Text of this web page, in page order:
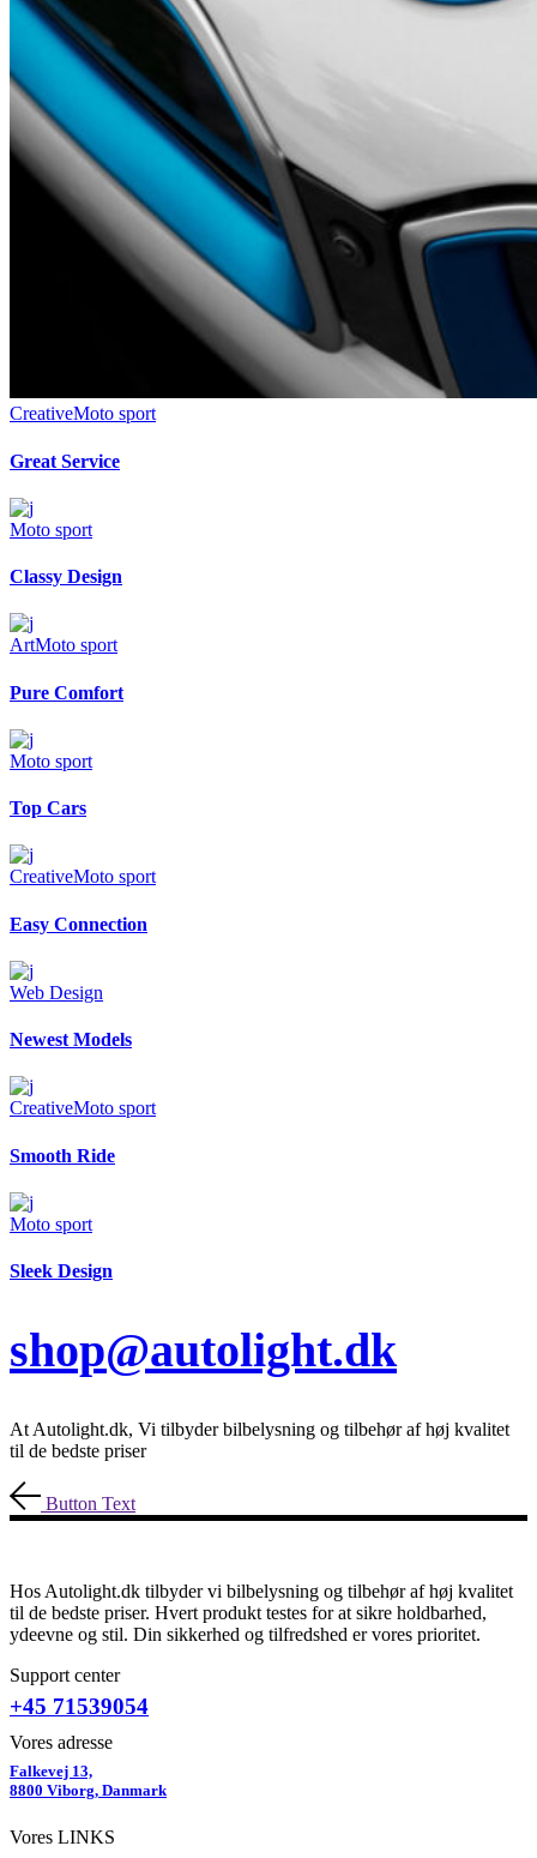
CreativeMoto sport
Great Service
Moto sport
Classy Design
ArtMoto sport
Pure Comfort
Moto sport
Top Cars
CreativeMoto sport
Easy Connection
Web Design
Newest Models
CreativeMoto sport
Smooth Ride
Moto sport
Sleek Design
shop@autolight.dk
At Autolight.dk, Vi tilbyder bilbelysning og tilbehør af høj kvalitet
til de bedste priser
Button Text
Hos Autolight.dk tilbyder vi bilbelysning og tilbehør af høj kvalitet
til de bedste priser. Hvert produkt testes for at sikre holdbarhed,
ydeevne og stil. Din sikkerhed og tilfredshed er vores prioritet.
Support center
+45 71539054
Vores adresse
Falkevej 13,
8800 Viborg, Danmark
Vores LINKS